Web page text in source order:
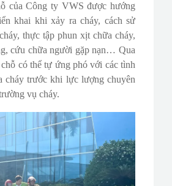
của Công ty VWS được hướng
khai khi xảy ra cháy, cách sử
thực tập phun xịt chữa cháy,
cứu chữa người gặp nạn… Qua
có thể tự ứng phó với các tình
cháy trước khi lực lượng chuyên
vụ cháy.